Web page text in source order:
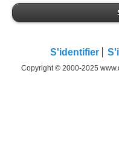
S'identifier
Copyright © 2000-2025